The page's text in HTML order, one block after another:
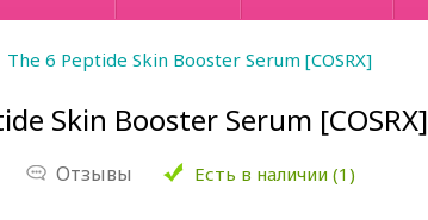
The 6 Peptide Skin Booster Serum [COSRX]
Skin Booster Serum [COSRX]
Отзывы Есть в наличии (1)